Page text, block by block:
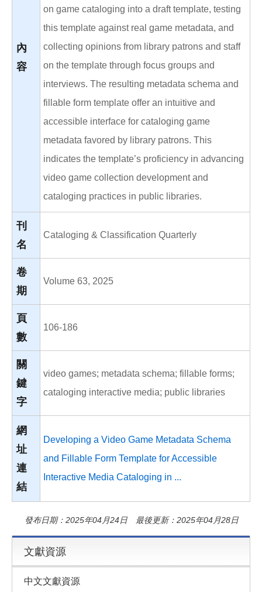
內
容
on game cataloging into a draft template, testing
this template against real game metadata, and
collecting opinions from library patrons and staff
on the template through focus groups and
interviews. The resulting metadata schema and
fillable form template offer an intuitive and
accessible interface for cataloging game
metadata favored by library patrons. This
indicates the template’s proficiency in advancing
video game collection development and
cataloging practices in public libraries.
刊
名
Cataloging & Classification Quarterly
卷
期
Volume 63, 2025
頁
數
106-186
關
鍵
字
video games; metadata schema; fillable forms;
cataloging interactive media; public libraries
網
址
連
結
Developing a Video Game Metadata Schema
and Fillable Form Template for Accessible
Interactive Media Cataloging in ...
發布日期：2025年04月24日 最後更新：2025年04月28日
文獻資源
中文文獻資源